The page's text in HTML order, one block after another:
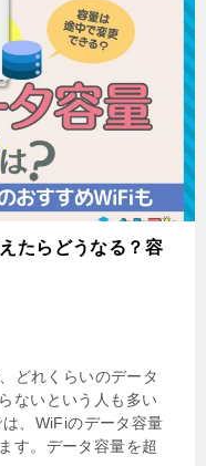
たらどうなる？容
どれくらいのデータ
ないという人も多い
、WiFiのデータ容量
す。データ容量を超